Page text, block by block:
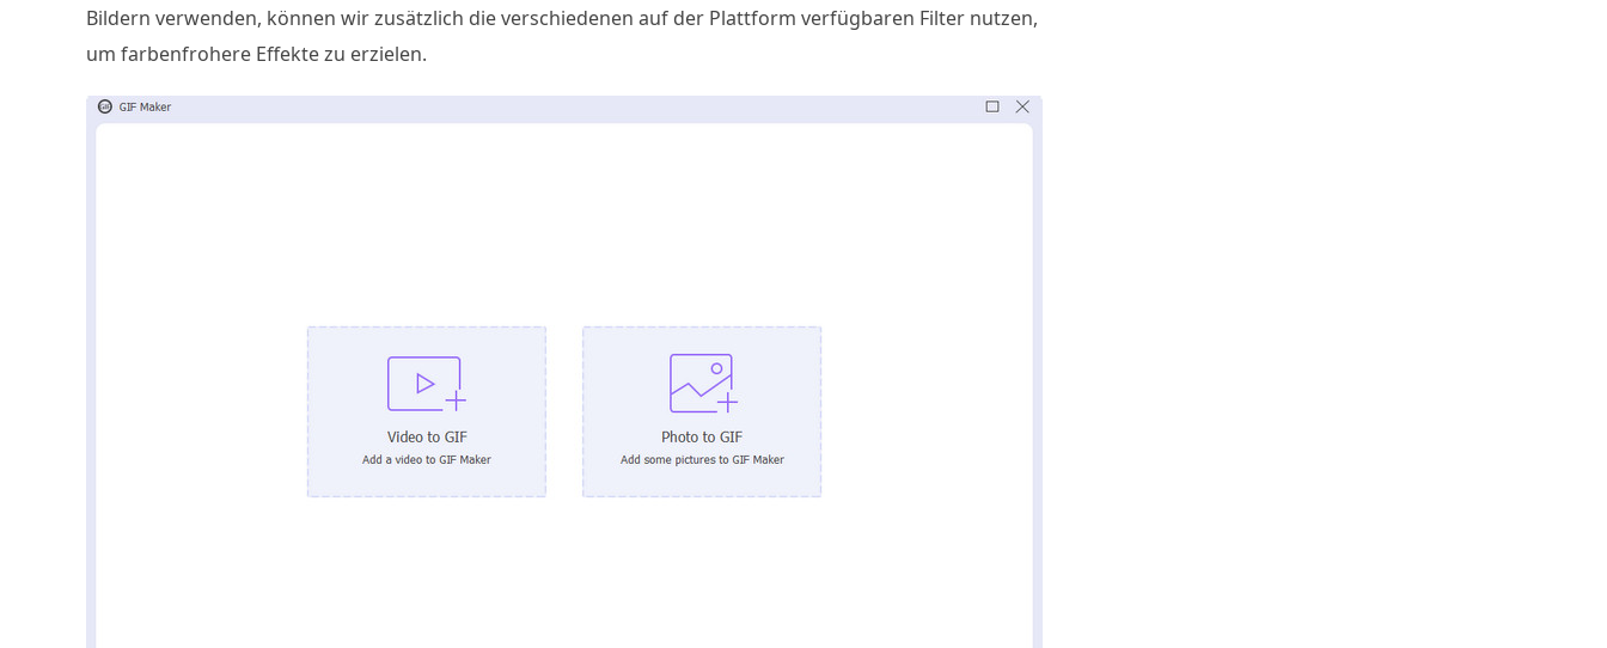
Bildern verwenden, können wir zusätzlich die verschiedenen auf der Plattform verfügbaren Filter nutzen,
um farbenfrohere Effekte zu erzielen.